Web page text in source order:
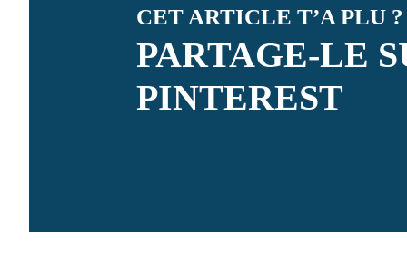
CET ARTICLE T’A PLU ?
PARTAGE-LE
PINTEREST